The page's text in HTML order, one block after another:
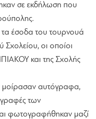
σε εκδήλωση που
τα έσοδα του τουρνουά
Σχολείου, οι οποίοι
και της Σχολής
μοίρασαν αυτόγραφα,
των
φωτογραφήθηκαν μαζί